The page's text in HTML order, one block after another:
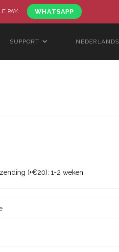
PAY. WHATSAPP
SUPPORT NEDERLANDS
(+€20): 1-2 weken